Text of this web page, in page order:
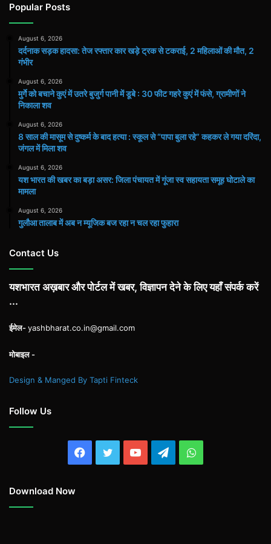
Popular Posts
August 6, 2026
दर्दनाक सड़क हादसा: तेज रफ्तार कार खड़े ट्रक से टकराई, 2 महिलाओं की मौत, 2
गंभीर
August 6, 2026
मुर्गे को बचाने कुएं में उतरे बुजुर्ग पानी में डूबे : 30 फीट गहरे कुएं में फंसे, ग्रामीणों ने
निकाला शव
August 6, 2026
8 साल की मासूम से दुष्कर्म के बाद हत्या : स्कूल से “पापा बुला रहे” कहकर ले गया दरिंदा,
जंगल में मिला शव
August 6, 2026
यश भारत की खबर का बड़ा असर: जिला पंचायत में गूंजा स्व सहायता समूह घोटाले का
मामला
August 6, 2026
गुलौआ तालाब में अब न म्यूजिक बज रहा न चल रहा फुहारा
Contact Us
यशभारत अख़बार और पोर्टल में खबर, विज्ञापन देने के लिए यहाँ संपर्क करें
...
ईमेल-yashbharat.co.in@gmail.com
मोबाइल -
Design & Manged By Tapti Finteck
Follow Us
Facebook
TwitterYouTubeTelegramWhatsApp
Download Now